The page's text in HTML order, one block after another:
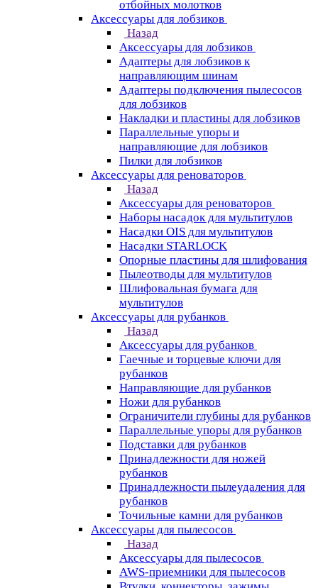
отбойных молотков
Аксессуары для лобзиков
Назад
Аксессуары для лобзиков
Адаптеры для лобзиков к
направляющим шинам
Адаптеры подключения пылесосов
для лобзиков
Накладки и пластины для лобзиков
Параллельные упоры и
направляющие для лобзиков
Пилки для лобзиков
Аксессуары для реноваторов
Назад
Аксессуары для реноваторов
Наборы насадок для мультитулов
Насадки OIS для мультитулов
Насадки STARLOCK
Опорные пластины для шлифования
Пылеотводы для мультитулов
Шлифовальная бумага для
мультитулов
Аксессуары для рубанков
Назад
Аксессуары для рубанков
Гаечные и торцевые ключи для
рубанков
Направляющие для рубанков
Ножи для рубанков
Ограничители глубины для рубанков
Параллельные упоры для рубанков
Подставки для рубанков
Принадлежности для ножей
рубанков
Принадлежности пылеудаления для
рубанков
Точильные камни для рубанков
Аксессуары для пылесосов
Назад
Аксессуары для пылесосов
AWS-приемники для пылесосов